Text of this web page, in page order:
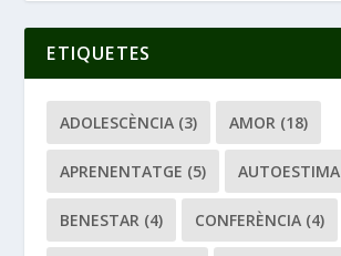
ETIQUETES
ADOLESCÈNCIA (3) AMOR (18)
APRENENTATGE (5) AUTOESTIMA
BENESTAR (4) CONFERÈNCIA (4)